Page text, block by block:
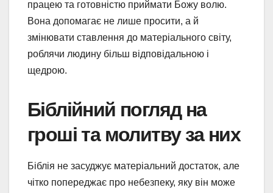
працею та готовністю приймати Божу волю.
Вона допомагає не лише просити, а й
змінювати ставлення до матеріального світу,
роблячи людину більш відповідальною і
щедрою.
Біблійний погляд на
гроші та молитву за них
Біблія не засуджує матеріальний достаток, але
чітко попереджає про небезпеку, яку він може